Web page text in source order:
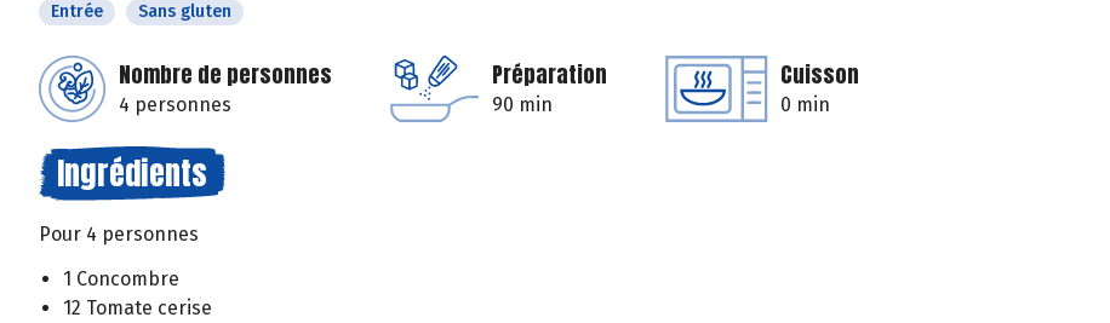
Entrée Sans gluten
Nombre de personnes
4 personnes
Préparation
90 min
Cuisson
0 min
Ingrédients
Pour 4 personnes
1 Concombre
12 Tomate cerise